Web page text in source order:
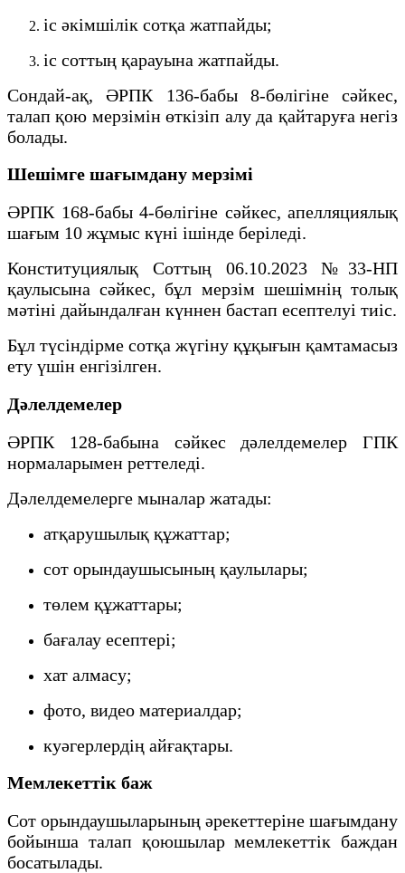
іс әкімшілік сотқа жатпайды;
іс соттың қарауына жатпайды.
Сондай-ақ, ӘРПК 136-бабы 8-бөлігіне сәйкес,
талап қою мерзімін өткізіп алу да қайтаруға негіз
болады.
Шешімге шағымдану мерзімі
ӘРПК 168-бабы 4-бөлігіне сәйкес, апелляциялық
шағым 10 жұмыс күні ішінде беріледі.
Конституциялық Соттың 06.10.2023 №33-НП
қаулысына сәйкес, бұл мерзім шешімнің толық
мәтіні дайындалған күннен бастап есептелуі тиіс.
Бұл түсіндірме сотқа жүгіну құқығын қамтамасыз
ету үшін енгізілген.
Дәлелдемелер
ӘРПК 128-бабына сәйкес дәлелдемелер ГПК
нормаларымен реттеледі.
Дәлелдемелерге мыналар жатады:
атқарушылық құжаттар;
сот орындаушысының қаулылары;
төлем құжаттары;
бағалау есептері;
хат алмасу;
фото, видео материалдар;
куәгерлердің айғақтары.
Мемлекеттік баж
Сот орындаушыларының әрекеттеріне шағымдану
бойынша талап қоюшылар мемлекеттік баждан
босатылады.